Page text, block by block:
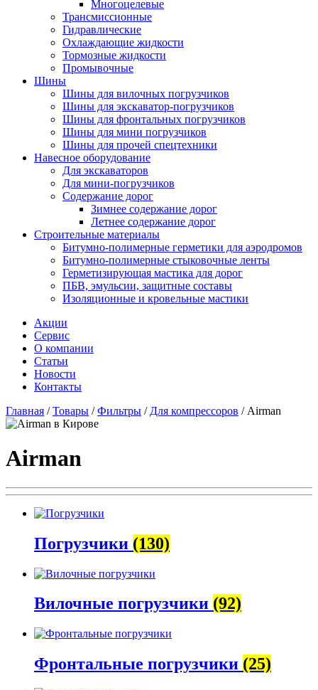
Многоцелевые
Трансмиссионные
Гидравлические
Охлаждающие жидкости
Тормозные жидкости
Промывочные
Шины
Шины для вилочных погрузчиков
Шины для экскаватор-погрузчиков
Шины для фронтальных погрузчиков
Шины для мини погрузчиков
Шины для прочей спецтехники
Навесное оборудование
Для экскаваторов
Для мини-погрузчиков
Содержание дорог
Зимнее содержание дорог
Летнее содержание дорог
Строительные материалы
Битумно-полимерные герметики для аэродромов
Битумно-полимерные стыковочные ленты
Герметизирующая мастика для дорог
ПБВ, эмульсии, защитные составы
Изоляционные и кровельные мастики
Акции
Сервис
О компании
Статьи
Новости
Контакты
Главная /Товары /Фильтры / Для компрессоров / Airman
Airman
Погрузчики (130)
Вилочные погрузчики (92)
Фронтальные погрузчики (25)